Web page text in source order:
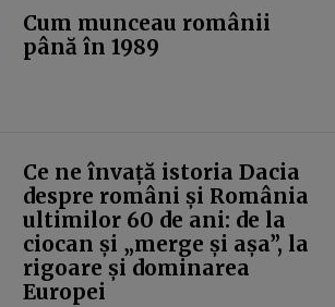
Cum munceau românii
până în 1989
Ce ne învață istoria Dacia
despre români și România
ultimilor 60 de ani: de la
ciocan și „merge și așa”, la
rigoare și dominarea
Europei